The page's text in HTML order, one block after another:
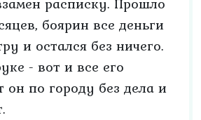
боярин все деньги
и остался без ничего.
- вот и все его
он по городу без дела и